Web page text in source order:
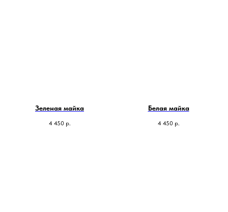
Зеленая майка
4 450 р.
Белая майка
4 450 р.